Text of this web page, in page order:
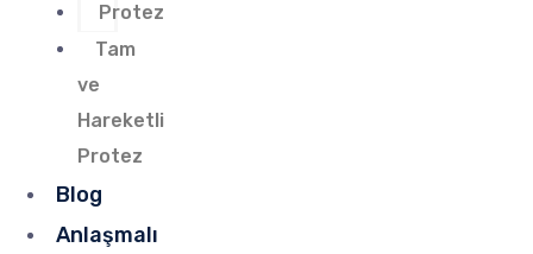
Protez
Tam
ve
Hareketli
Protez
Blog
Anlaşmalı